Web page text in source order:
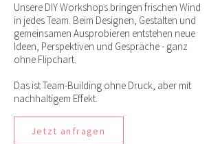
Unsere DIY Workshops bringen frischen Wind
in jedes Team. Beim Designen, Gestalten und
gemeinsamen Ausprobieren entstehen neue
Ideen, Perspektiven und Gespräche - ganz
ohne Flipchart.
Das ist Team-Building ohne Druck, aber mit
nachhaltigem Effekt.
Jetzt anfragen